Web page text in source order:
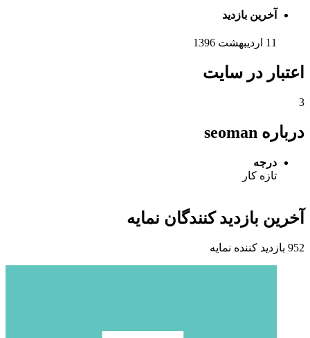
آخرین بازدید
11 اردیبهشت 1396
اعتبار در سایت
3
درباره seoman
درجه
تازه کار
آخرین بازدید کنندگان نمایه
952 بازدید کننده نمایه